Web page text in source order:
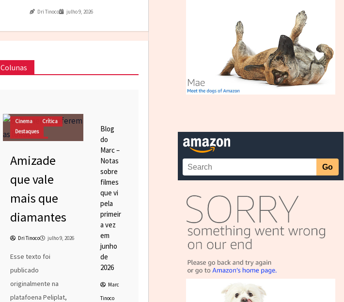
Dri Tinoco julho 9, 2026
Colunas
Cinema
Crítica
Destaques
DRIvagações
Amizade
que vale
mais que
diamantes
Dri Tinoco julho 9, 2026
Esse texto foi
publicado
originalmente na
platafoena Peliplat,
Cine
ma
Dest
aque
s
Marc
Tino
co
Blog
do
Marc –
Notas
sobre
filmes
que vi
pela
primeir
a vez
em
junho
de
2026
Marc
Tinoco